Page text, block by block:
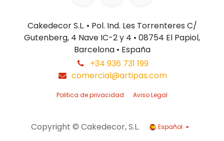
Cakedecor S.L. • Pol. Ind. Les Torrenteres C/
Gutenberg, 4 Nave IC-2 y 4 • 08754 El Papiol,
Barcelona • España
+34 936 731 199
comercial@artipas.com
Politica de privacidad Aviso Legal
Copyright © Cakedecor, S.L. Español